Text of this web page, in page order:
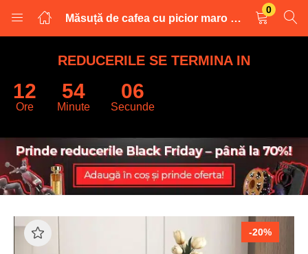
Măsuță de cafea cu picior maro 28x40x60 cm
0
LOGARE
INREGISTRARE
Introduceti numele de utilizator și parola pentru a va autentifica.
REDUCERILE SE TERMINA IN
12
Ore
54
Minute
05
Secunde
-20%